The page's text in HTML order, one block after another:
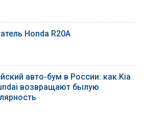
Honda R20A
авто-бум в России: как Kia
возвращают былую